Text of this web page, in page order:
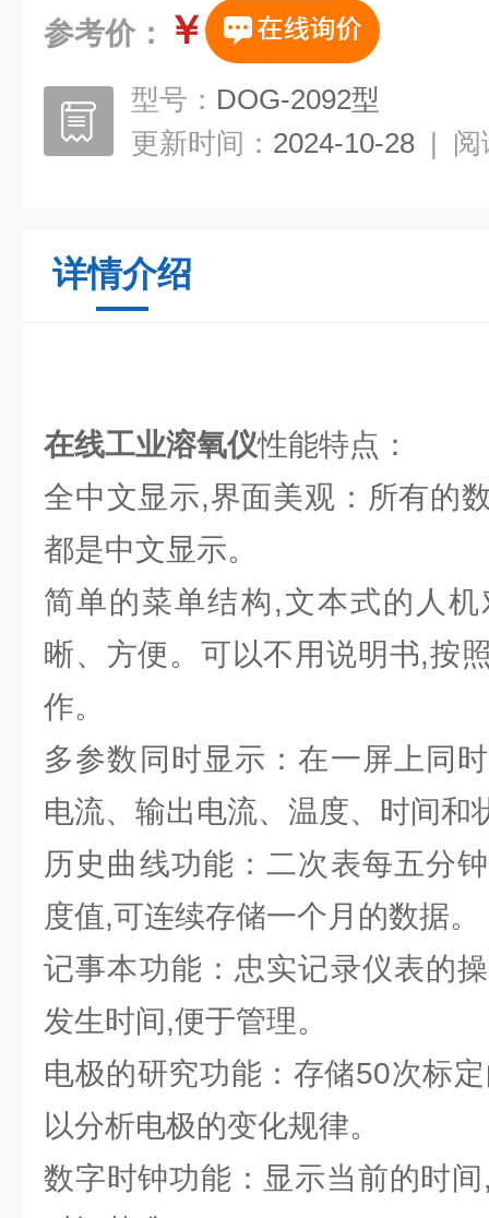
参考价： ￥
型号： DOG-2092型
更新时间： 2024-10-28 | 阅
详情介绍
在线工业溶氧仪性能特点：
全中文显示,界面美观：所有的
都是中文显示。
简单的菜单结构,文本式的人
晰、方便。可以不用说明书,按
作。
多参数同时显示：在一屏上同
电流、输出电流、温度、时间和
历史曲线功能：二次表每五分
度值,可连续存储一个月的数据。
记事本功能：忠实记录仪表的
发生时间,便于管理。
电极的研究功能：存储50次标
以分析电极的变化规律。
数字时钟功能：显示当前的时